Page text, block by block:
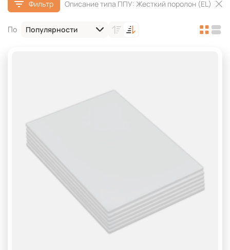
Для дачной мебели
Для подлокотников
Вторично-вспененный поролон
для дивана поролон 100 мм
для дивана поролон 25 плотность
для дивана поролон 35 плотность
Для матраса
Для наматрасников
жесткий поролон для матраса
плотный поролон для дивана
поролон для кровати 160х200
поролон для матраса 100 мм
Фильтр Описание типа ППУ: Жесткий поролон (EL)
По Популярности